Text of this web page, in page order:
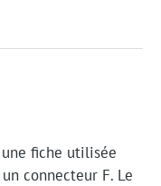
fiche utilisée
connecteur F. Le